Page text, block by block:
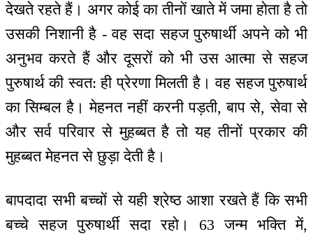
देखते रहते हैं। अगर कोई का तीनों खाते में जमा होता है तो
उसकी निशानी है - वह सदा सहज पुरुषार्थी अपने को भी
अनुभव करते हैं और दूसरों को भी उस आत्मा से सहज
पुरुषार्थ की स्वत: ही प्रेरणा मिलती है। वह सहज पुरुषार्थ
का सिम्बल है। मेहनत नहीं करनी पड़ती, बाप से, सेवा से
और सर्व परिवार से मुहब्बत है तो यह तीनों प्रकार की
मुहब्बत मेहनत से छुड़ा देती है।
बापदादा सभी बच्चों से यही श्रेष्ठ आशा रखते हैं कि सभी
बच्चे सहज पुरुषार्थी सदा रहो। 63 जन्म भक्ति में,